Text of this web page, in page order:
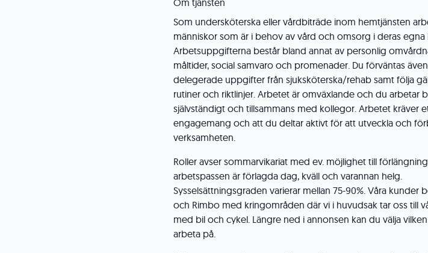
Om tjänsten
Som undersköterska eller vårdbiträde inom hemtjänsten
människor som är i behov av vård och omsorg i deras egna
Arbetsuppgifterna består bland annat av personlig
måltider, social samvaro och promenader. Du förväntas
delegerade uppgifter från sjuksköterska/rehab samt följa
rutiner och riktlinjer. Arbetet är omväxlande och du arbetar
självständigt och tillsammans med kollegor. Arbetet kräver
engagemang och att du deltar aktivt för att utveckla och
verksamheten.
Roller avser sommarvikariat med ev. möjlighet till
arbetspassen är förlagda dag, kväll och varannan helg.
Sysselsättningsgraden varierar mellan 75-90%. Våra kunder
och Rimbo med kringområden där vi i huvudsak tar oss till
med bil och cykel. Längre ned i annonsen kan du välja
arbeta på.